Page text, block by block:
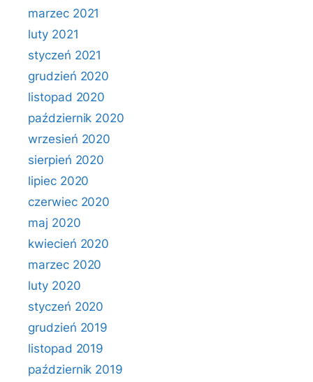
marzec 2021
luty 2021
styczeń 2021
grudzień 2020
listopad 2020
październik 2020
wrzesień 2020
sierpień 2020
lipiec 2020
czerwiec 2020
maj 2020
kwiecień 2020
marzec 2020
luty 2020
styczeń 2020
grudzień 2019
listopad 2019
październik 2019